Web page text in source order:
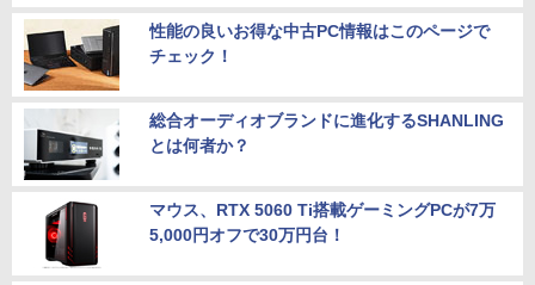
性能の良いお得な中古PC情報はこのページで
チェック！
総合オーディオブランドに進化するSHANLING
とは何者か？
マウス、RTX 5060 Ti搭載ゲーミングPCが7万
5,000円オフで30万円台！